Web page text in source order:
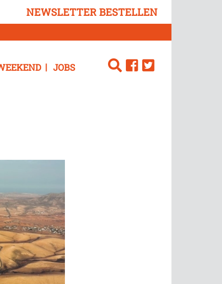
NEWSLETTER BESTELLEN
JOBS